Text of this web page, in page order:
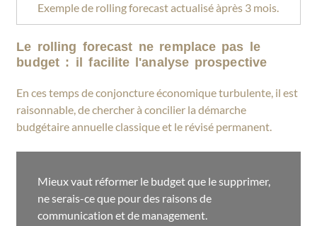
Exemple de rolling forecast actualisé àprès 3 mois.
Le rolling forecast ne remplace pas le
budget : il facilite l'analyse prospective
En ces temps de conjoncture économique turbulente, il est
raisonnable, de chercher à concilier la démarche
budgétaire annuelle classique et le révisé permanent.
Mieux vaut réformer le budget que le supprimer,
ne serais-ce que pour des raisons de
communication et de management.